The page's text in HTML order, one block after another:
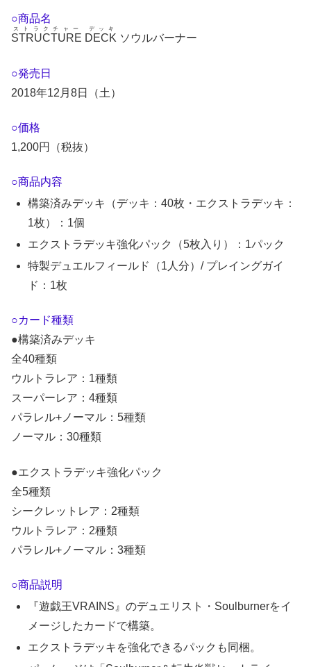
○商品名
STRUCTURE DECK
ストラクチャー デッキ
ソウルバーナー
○発売日
2018年12月8日（土）
○価格
1,200円（税抜）
○商品内容
構築済みデッキ（デッキ：40枚・エクストラデッキ：
1枚）：1個
エクストラデッキ強化パック（5枚入り）：1パック
特製デュエルフィールド（1人分）/ プレイングガイ
ド：1枚
○カード種類
●構築済みデッキ
全40種類
ウルトラレア：1種類
スーパーレア：4種類
パラレル+ノーマル：5種類
ノーマル：30種類
●エクストラデッキ強化パック
全5種類
シークレットレア：2種類
ウルトラレア：2種類
パラレル+ノーマル：3種類
○商品説明
『遊戯王VRAINS』のデュエリスト・Soulburnerをイ
メージしたカードで構築。
エクストラデッキを強化できるパックも同梱。